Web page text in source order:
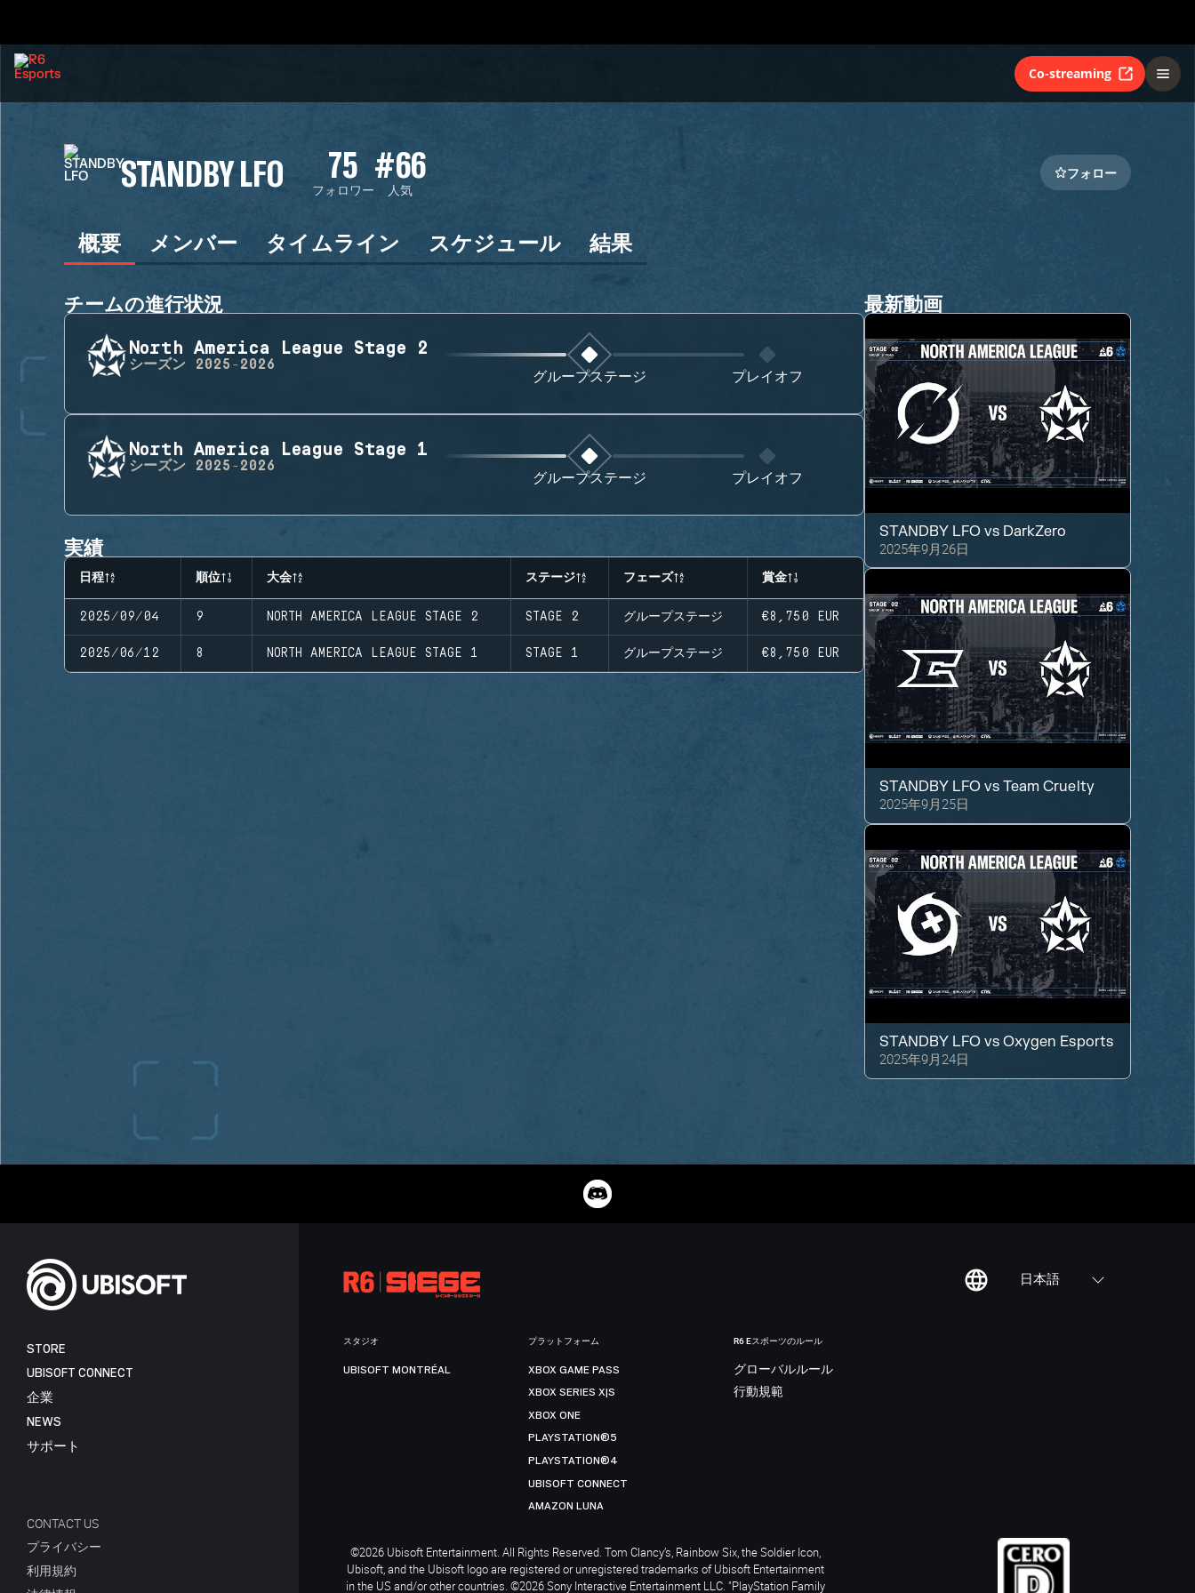
Co-streaming
STANDBY LFO 75
フォロワー
#66
人気
フォロー
概要 メンバー タイムライン スケジュール 結果
チームの進行状況
North America League Stage 2
シーズン 2025-2026
グループステージ プレイオフ
North America League Stage 1
シーズン 2025-2026
グループステージ プレイオフ
実績
日程 順位 大会 ステージ フェーズ 賞金
2025/09/04 9 NORTH AMERICA LEAGUE STAGE 2 STAGE 2 グループステージ €8,750 EUR
2025/06/12 8 NORTH AMERICA LEAGUE STAGE 1 STAGE 1 グループステージ €8,750 EUR
最新動画
STANDBY LFO vs DarkZero
2025年9月26日
STANDBY LFO vsTeam Cruelty
2025年9月25日
STANDBY LFO vsOxygen Esports
2025年9月24日
日本語
STORE
UBISOFT CONNECT
企業
NEWS
サポート
CONTACT US
プライバシー
利用規約
スタジオ
UBISOFT MONTRÉAL
プラットフォーム
XBOX GAME PASS
XBOX SERIES X|S
XBOX ONE
PLAYSTATION®5
PLAYSTATION®4
UBISOFT CONNECT
AMAZON LUNA
R6 Eスポーツのルール
グローバルルール
行動規範
©2026 Ubisoft Entertainment. All Rights Reserved. Tom Clancy’s, Rainbow Six, the Soldier Icon,
Ubisoft, and the Ubisoft logo are registered or unregistered trademarks of Ubisoft Entertainment
in the US and/or other countries. ©2026 Sony Interactive Entertainment LLC. "PlayStation Family